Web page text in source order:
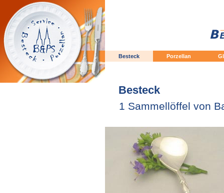
Besteck Porzellan
Besteck
1 Sammellöffel von